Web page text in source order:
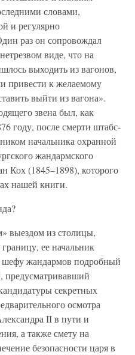
словами,
и регулярно
раз он сопровождал
виде, что на
выходить из вагонов,
привести к желаемому
выйти из вагона».
звена был, как
году, после смерти штабс-
начальника охранной
жандармского
Кох (1845–1898), которого
нашей книги.
выездом из столицы,
ее начальник
шефу жандармов подробный
предусматривавший
секретных
осмотра
II в пути и
а также смету на
безопасности царя в